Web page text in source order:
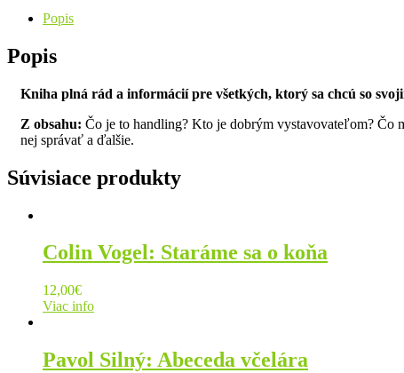
Popis
Popis
Kniha plná rád a informácií pre všetkých, ktorý sa chcú so
Z obsahu: Čo je to handling? Kto je dobrým vystavovateľom? Čo
nej správať a ďalšie.
Súvisiace produkty
Colin Vogel: Staráme sa o koňa
12,00€
Viac info
Pavol Silný: Abeceda včelára